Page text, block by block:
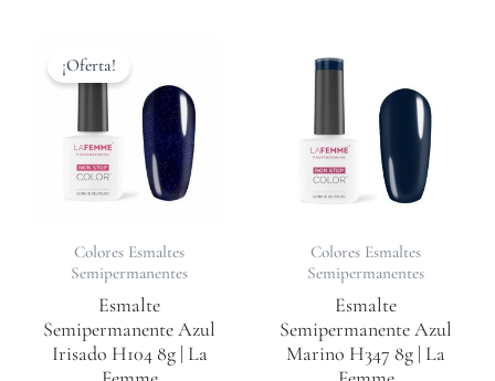
¡Oferta!
Colores Esmaltes
Semipermanentes
Esmalte
Semipermanente Azul
Irisado H104 8g | La
era:
11,90 €.
es:
8,50 €.
Colores Esmaltes
Semipermanentes
Esmalte
Semipermanente Azul
Marino H347 8g | La